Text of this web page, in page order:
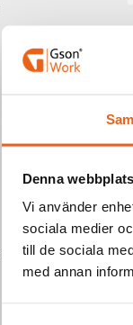
Denna
Vi använder
sociala medier
till de sociala
med annan